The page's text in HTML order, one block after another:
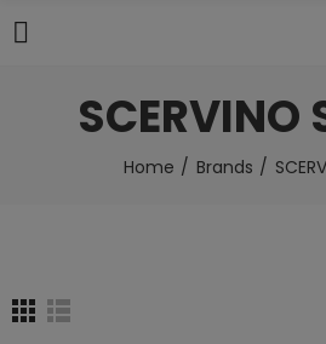
SCERVINO
Home Brands